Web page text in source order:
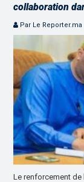
collaboration
Par Le Reporter.ma
Le renforcement de